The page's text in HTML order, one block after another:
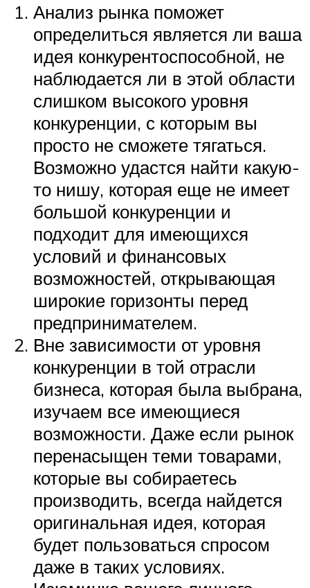
Анализ рынка поможет
определиться является ли ваша
идея конкурентоспособной, не
наблюдается ли в этой области
слишком высокого уровня
конкуренции, с которым вы
просто не сможете тягаться.
Возможно удастся найти какую-
то нишу, которая еще не имеет
большой конкуренции и
подходит для имеющихся
условий и финансовых
возможностей, открывающая
широкие горизонты перед
предпринимателем.
Вне зависимости от уровня
конкуренции в той отрасли
бизнеса, которая была выбрана,
изучаем все имеющиеся
возможности. Даже если рынок
перенасыщен теми товарами,
которые вы собираетесь
производить, всегда найдется
оригинальная идея, которая
будет пользоваться спросом
даже в таких условиях.